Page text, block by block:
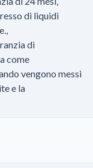
di liquidi
di
come
vengono messi
e la